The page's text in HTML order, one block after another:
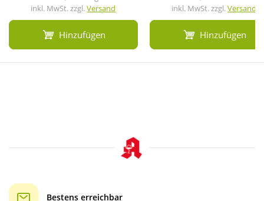
inkl. MwSt. zzgl.Versand
Hinzufügen
inkl. MwSt. zzgl.Versand
Hinzufügen
Bestens erreichbar